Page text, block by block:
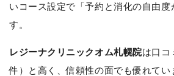
いコース設定で「予約と消化の自由
す。
レジーナクリニックオム札幌院は口コ
件）と高く、信頼性の面でも優れてい